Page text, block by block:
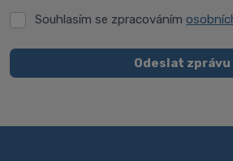
Souhlasím
zpracováním
osobních
Souhlasím se zpracováním
Odeslat zprávu